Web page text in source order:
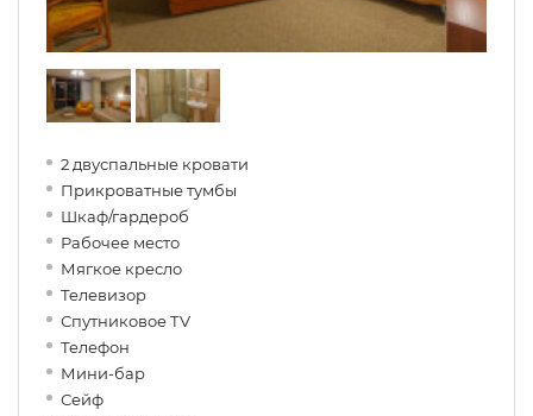
2 двуспальные кровати
Прикроватные тумбы
Шкаф/гардероб
Рабочее место
Мягкое кресло
Телевизор
Спутниковое ТV
Телефон
Мини-бар
Сейф